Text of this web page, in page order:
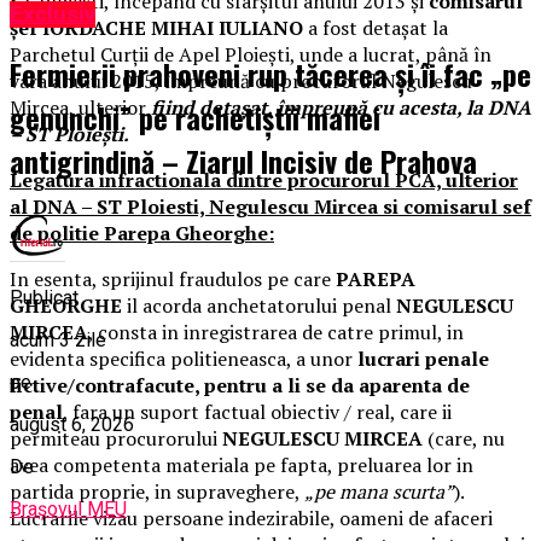
șef IORDACHE MIHAIIULIANO a fost detașat la
Parchetul Curții de Apel Ploiești, unde a lucrat, până în
vara anului 2015, împreună cu procurorul Negulescu
Mircea, ulteriorfiind detașat, împreună cu acesta, la DNA
– ST Ploiești.
Legatura infractionala dintre procurorul PCA, ulterior
al DNA – ST Ploiesti, Negulescu Mircea si comisarul sef
de politie Parepa Gheorghe:
In esenta, sprijinul fraudulos pe carePAREPA
GHEORGHE il acorda anchetatorului penalNEGULESCU
MIRCEA, consta in inregistrarea de catre primul, in
evidenta specifica politieneasca, a unor lucrari penale
fictive/contrafacute, pentru a li se da aparenta de
penal, fara un suport factual obiectiv / real, care ii
permiteau procuroruluiNEGULESCU MIRCEA (care, nu
avea competenta materiala pe fapta, preluarea lor in
partida proprie, in supraveghere, „pe mana scurta”).
Lucrarile vizau persoane indezirabile, oameni de afaceri
Exclusiv
Fermierii prahoveni rup tăcerea și îi fac „pe
genunchi” pe rachetiștii mafiei
antigrindină – Ziarul Incisiv de Prahova
Publicat
acum 3 zile
pe
august 6, 2026
De
Brașovul MEU